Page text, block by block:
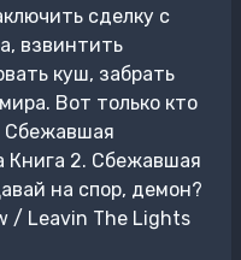
сделку с
взвинтить
куш, забрать
Вот только кто
Сбежавшая
Книга 2. Сбежавшая
на спор, демон?
/ Leavin The Lights